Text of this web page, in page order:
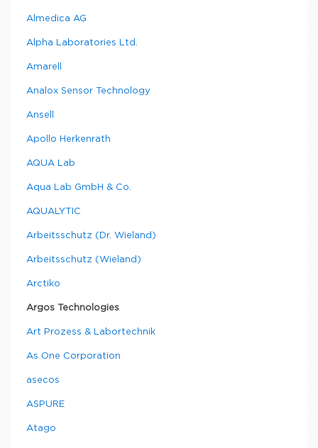
Almedica AG
Alpha Laboratories Ltd.
Amarell
Analox Sensor Technology
Ansell
Apollo Herkenrath
AQUA Lab
Aqua Lab GmbH & Co.
AQUALYTIC
Arbeitsschutz (Dr. Wieland)
Arbeitsschutz (Wieland)
Arctiko
Argos Technologies
Art Prozess & Labortechnik
As One Corporation
asecos
ASPURE
Atago